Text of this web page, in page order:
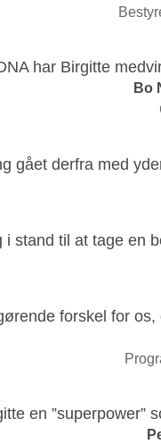
har Birgitte
Bo
gået derfra med
i stand til at tage en
forskel for
en ”superpower”